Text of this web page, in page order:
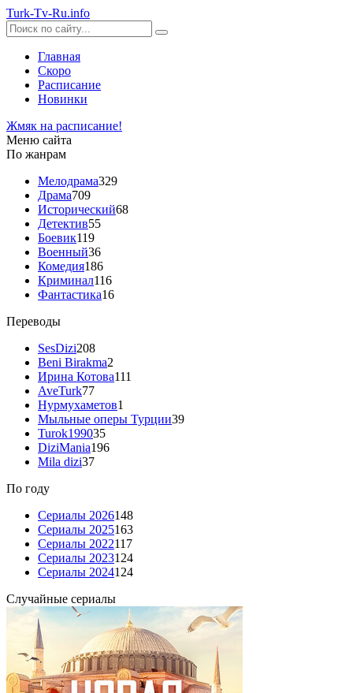
Turk-Tv-Ru.info
Главная
Скоро
Расписание
Новинки
Жмяк на расписание!
Меню сайта
По жанрам
Мелодрама329
Драма709
Исторический68
Детектив55
Боевик119
Военный36
Комедия186
Криминал116
Фантастика16
Переводы
SesDizi208
Beni Birakma2
Ирина Котова111
AveTurk77
Нурмухаметов1
Мыльные оперы Турции39
Turok199035
DiziMania196
Mila dizi37
По году
Сериалы 2026148
Сериалы 2025163
Сериалы 2022117
Сериалы 2023124
Сериалы 2024124
Случайные сериалы